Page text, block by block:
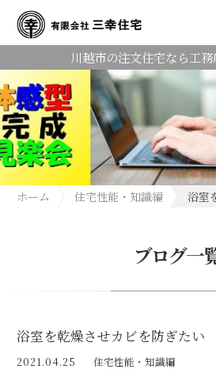
川越市の注文住宅なら工
ホーム 住宅性能・知識編 浴室
ブログ一
浴室を乾燥させカビを防ぎたい
2021.04.25 住宅性能・知識編